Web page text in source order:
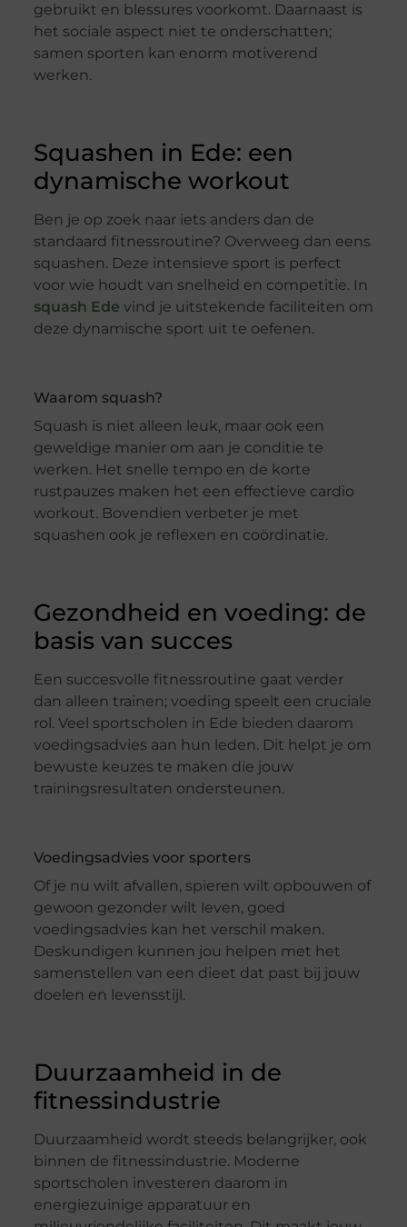
gebruikt en blessures voorkomt. Daarnaast is
het sociale aspect niet te onderschatten;
samen sporten kan enorm motiverend
werken.
Squashen in Ede: een
dynamische workout
Ben je op zoek naar iets anders dan de
standaard fitnessroutine? Overweeg dan eens
squashen. Deze intensieve sport is perfect
voor wie houdt van snelheid en competitie. In
squash Ede vind je uitstekende faciliteiten om
deze dynamische sport uit te oefenen.
Waarom squash?
Squash is niet alleen leuk, maar ook een
geweldige manier om aan je conditie te
werken. Het snelle tempo en de korte
rustpauzes maken het een effectieve cardio
workout. Bovendien verbeter je met
squashen ook je reflexen en coördinatie.
Gezondheid en voeding: de
basis van succes
Een succesvolle fitnessroutine gaat verder
dan alleen trainen; voeding speelt een cruciale
rol. Veel sportscholen in Ede bieden daarom
voedingsadvies aan hun leden. Dit helpt je om
bewuste keuzes te maken die jouw
trainingsresultaten ondersteunen.
Voedingsadvies voor sporters
Of je nu wilt afvallen, spieren wilt opbouwen of
gewoon gezonder wilt leven, goed
voedingsadvies kan het verschil maken.
Deskundigen kunnen jou helpen met het
samenstellen van een dieet dat past bij jouw
doelen en levensstijl.
Duurzaamheid in de
fitnessindustrie
Duurzaamheid wordt steeds belangrijker, ook
binnen de fitnessindustrie. Moderne
sportscholen investeren daarom in
energiezuinige apparatuur en